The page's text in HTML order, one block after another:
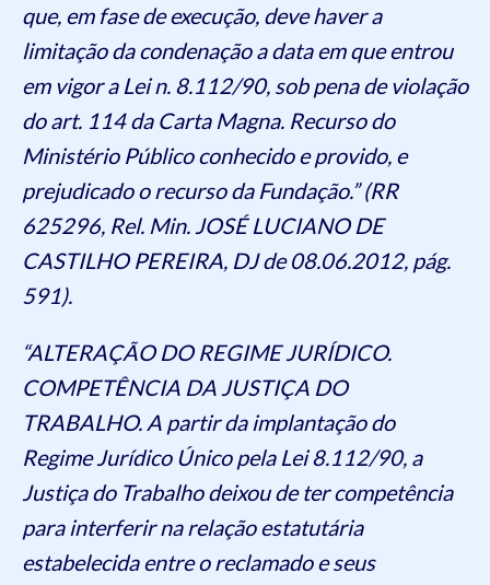
que, em fase de execução, deve haver a
limitação da condenação a data em que entrou
em vigor a Lei n. 8.112/90, sob pena de violação
do art. 114 da Carta Magna. Recurso do
Ministério Público conhecido e provido, e
prejudicado o recurso da Fundação.” (RR
625296, Rel. Min. JOSÉ LUCIANO DE
CASTILHO PEREIRA, DJ de 08.06.2012, pág.
591).
“ALTERAÇÃO DO REGIME JURÍDICO.
COMPETÊNCIA DA JUSTIÇA DO
TRABALHO. A partir da implantação do
Regime Jurídico Único pela Lei 8.112/90, a
Justiça do Trabalho deixou de ter competência
para interferir na relação estatutária
estabelecida entre o reclamado e seus